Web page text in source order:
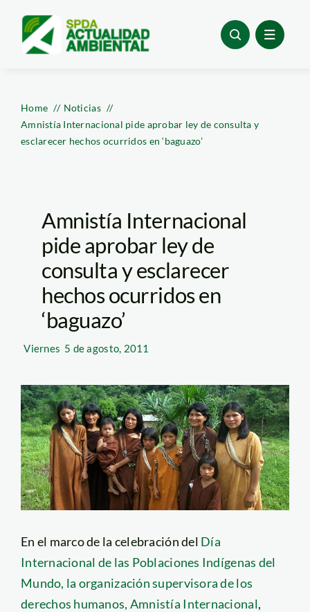
content
Home
Noticias
Amnistía Internacional pide aprobar ley de consulta y
esclarecer hechos ocurridos en ‘baguazo’
Amnistía Internacional
pide aprobar ley de
consulta y esclarecer
hechos ocurridos en
‘baguazo’
Viernes 5 de agosto, 2011
En el marco de la celebración del Día
Internacional de las Poblaciones Indígenas del
Mundo, la organización supervisora de los
derechos humanos, Amnistía Internacional,